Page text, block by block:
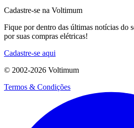
Cadastre-se na Voltimum
Fique por dentro das últimas notícias do
por suas compras elétricas!
Cadastre-se aqui
© 2002-2026 Voltimum
Termos & Condições